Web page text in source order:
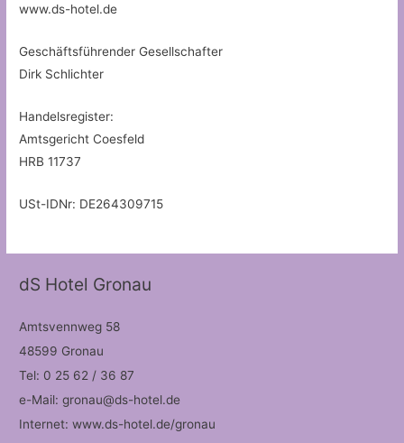
www.ds-hotel.de
Geschäftsführender Gesellschafter
Dirk Schlichter
Handelsregister:
Amtsgericht Coesfeld
HRB 11737
USt-IDNr: DE264309715
dS Hotel Gronau
Amtsvennweg 58
48599 Gronau
Tel: 0 25 62 / 36 87
e-Mail: gronau@ds-hotel.de
Internet: www.ds-hotel.de/gronau